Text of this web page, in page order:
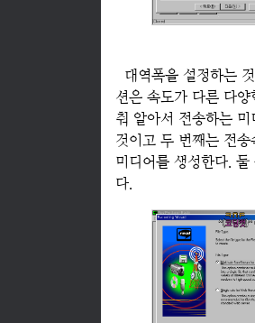
대역폭을 설정하는
션은 속도가 다른 다
춰 알아서 전송하는
것이고 두 번째는 전송
미디어를 생성한다.
다.